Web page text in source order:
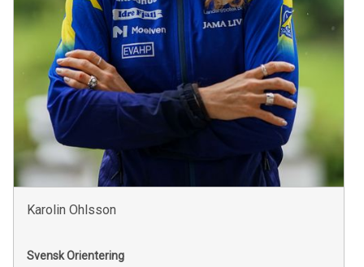
Karolin Ohlsson
Svensk Orientering